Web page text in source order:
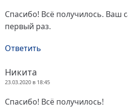
Спасибо! Всё получилось. Ваш
первый раз.
Ответить
Никита
23.03.2020 в 18:45
Спасибо! Всё получилось!